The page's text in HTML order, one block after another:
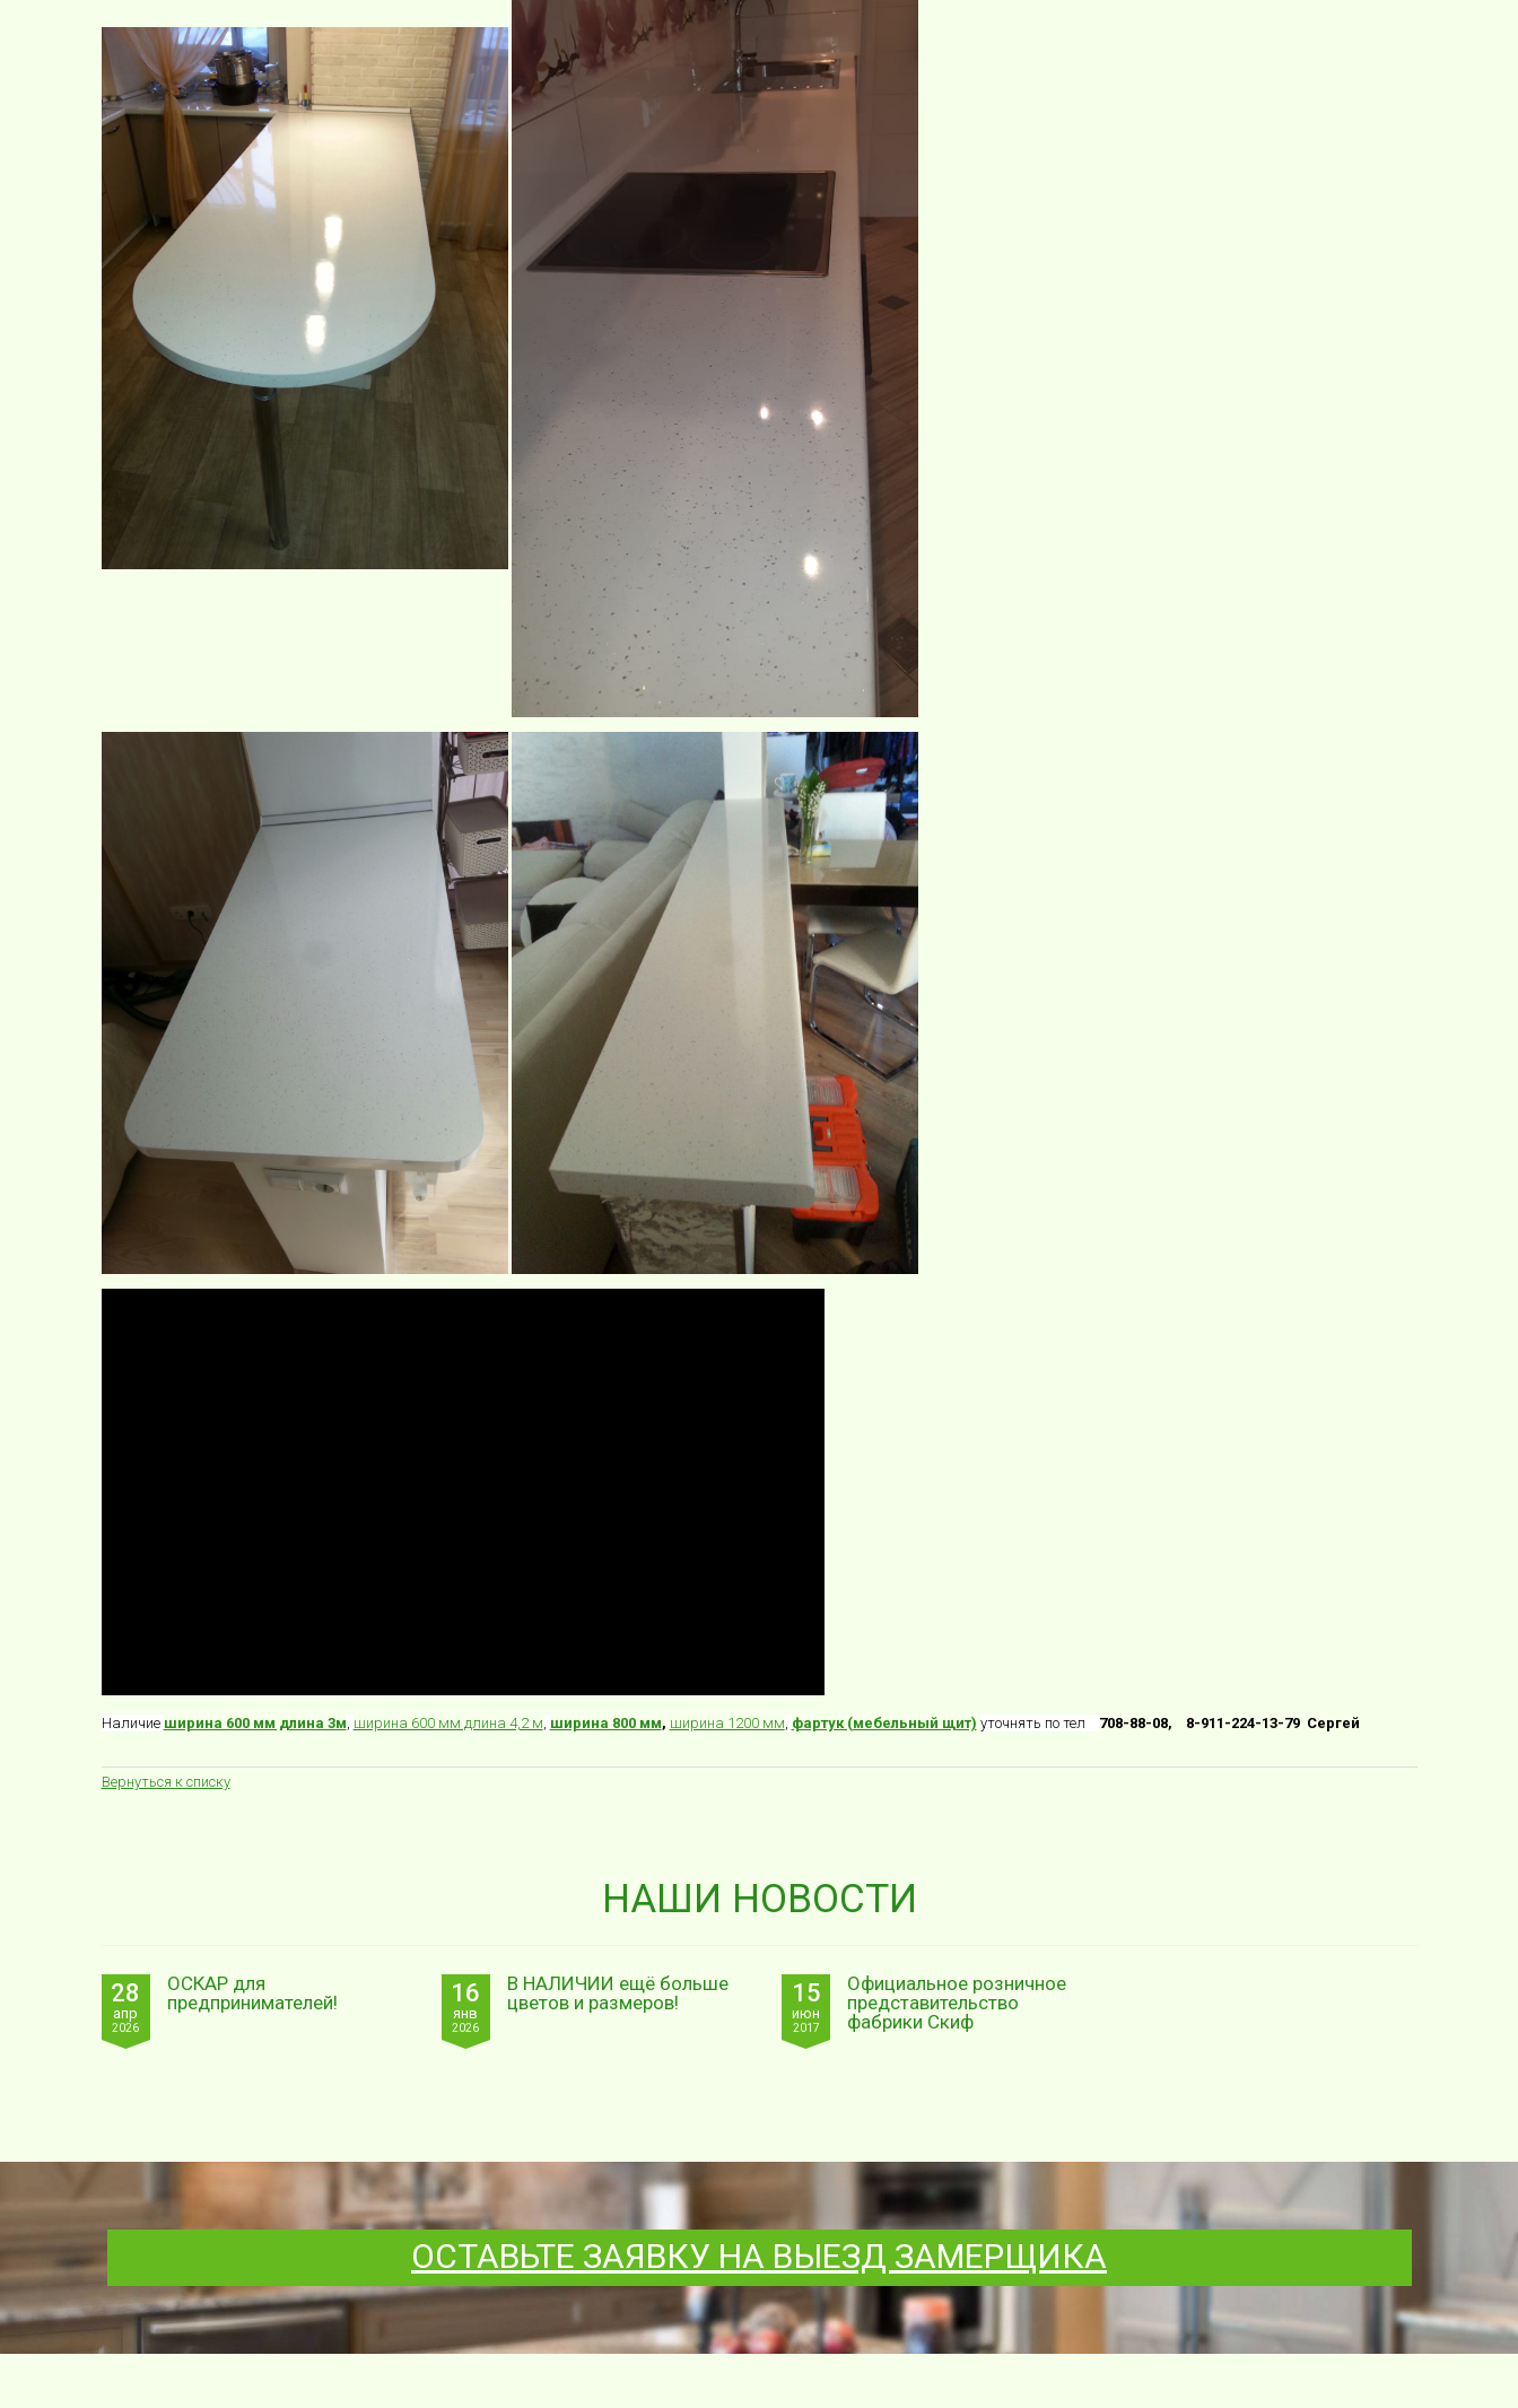
Наличие ширина 600 мм длина 3м ширина 600 мм длина 4,2 м ширина 800 мм, ширина 1200 мм фартук (мебельный щит) уточнять по тел 708-88-08, 8-911-224-13-79 Сергей
Вернуться к списку
НАШИ НОВОСТИ
28
апр
2026
ОСКАР для
предпринимателей!
16
янв
2026
В НАЛИЧИИ ещё больше
цветов и размеров!
15
июн
2017
Официальное розничное
представительство
фабрики Скиф
ОСТАВЬТЕ ЗАЯВКУ НА ВЫЕЗД ЗАМЕРЩИКА